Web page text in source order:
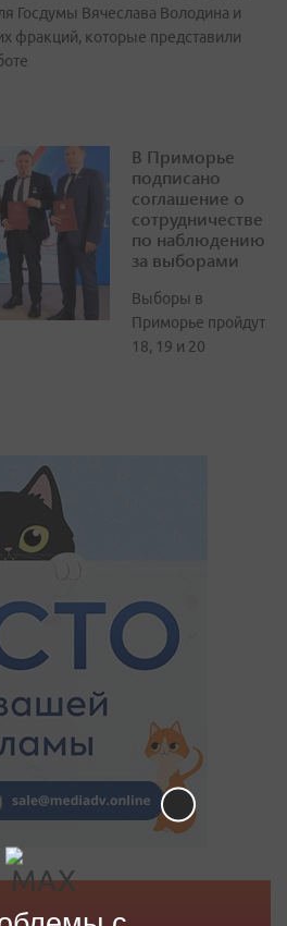
Госдумы Вячеслава Володина и
фракций, которые представили
В Приморье
подписано
соглашение о
сотрудничестве
по наблюдению
за выборами
Выборы в
Приморье пройдут
18, 19 и 20